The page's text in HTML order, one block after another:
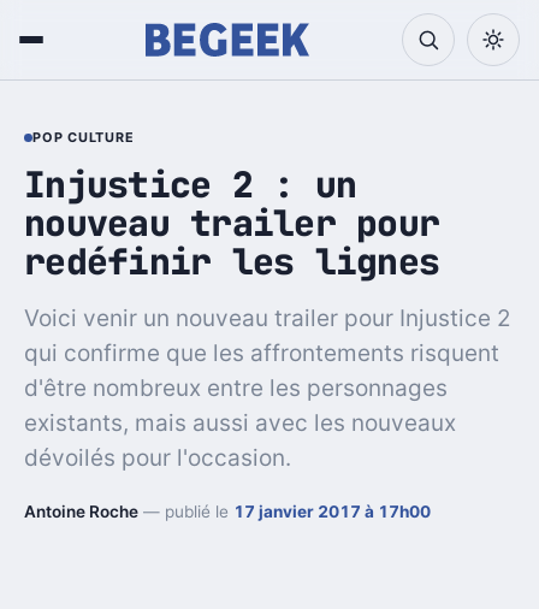
POP CULTURE
Injustice 2 : un
nouveau trailer pour
redéfinir les lignes
Voici venir un nouveau trailer pour Injustice 2
qui confirme que les affrontements risquent
d'être nombreux entre les personnages
existants, mais aussi avec les nouveaux
dévoilés pour l'occasion.
Antoine Roche — publié le 17 janvier 2017 à 17h00